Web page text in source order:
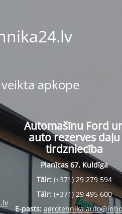
apkope
Automašīnu Ford
auto rezerves daļu
tirdzniecība
Planīcas 67, Kuldīga
Tālr: (+371) 29 279 594
Tālr: (+371) 29 495 600
E-pasts: